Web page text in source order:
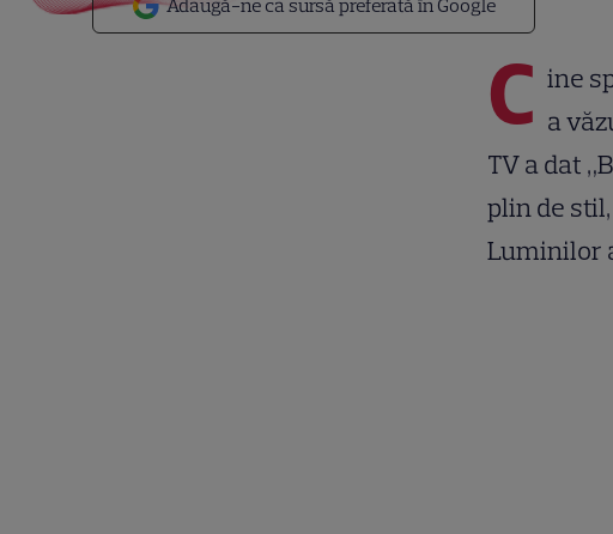
Adaugă-ne ca sursă preferată în Google
C ine
a
TV a dat
plin de
Luminilor